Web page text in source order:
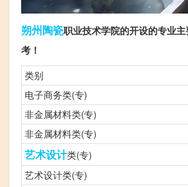
朔州陶瓷职业技术学院的开设的专业
考！
类别
电子商务类(专)
非金属材料类(专)
非金属材料类(专)
艺术设计类(专)
艺术设计类(专)